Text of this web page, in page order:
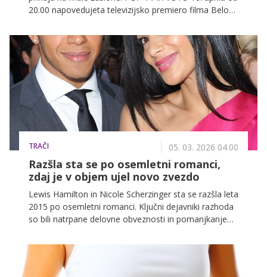
20.00 napovedujeta televizijsko premiero filma Belo
filmskih uspešnic zadnjih let. V ospredju je iskrena in
čustveno močna pripoved o družini, izgubi in ljubezni,
ki je zaznamovala tudi Jurija Zrneca. "Takšne zgodbe
nosiš s sabo," pravi igralec, ki razkriva, kako ga je
vloga osebno spremenila.
TRAČI 05. 03. 2026 04.00
Razšla sta se po osemletni romanci,
zdaj je v objem ujel novo zvezdo
Lewis Hamilton in Nicole Scherzinger sta se razšla leta
2015 po osemletni romanci. Ključni dejavniki razhoda
so bili natrpane delovne obveznosti in pomanjkanje